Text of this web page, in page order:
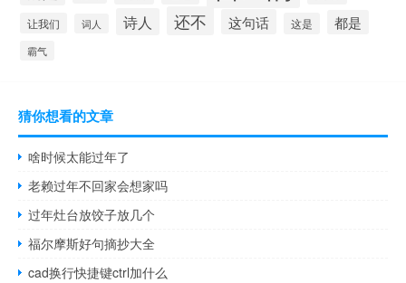
让我们 词人 诗人 还不 这句话 这是 都是
霸气
猜你想看的文章
啥时候太能过年了
老赖过年不回家会想家吗
过年灶台放饺子放几个
福尔摩斯好句摘抄大全
cad换行快捷键ctrl加什么